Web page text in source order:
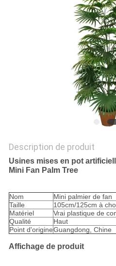
SITE
POLITIQUE
DE
CONFIDENTIALITÉ
Description de produit
Usines mises en pot
Mini Fan Palm Tree
Nom
Mini palmier de fan
Taille
105cm/125cm à
Matériel
Vrai plastique de
Qualité
Haut
Point d'origineGuangdong, Chine
Affichage de produit